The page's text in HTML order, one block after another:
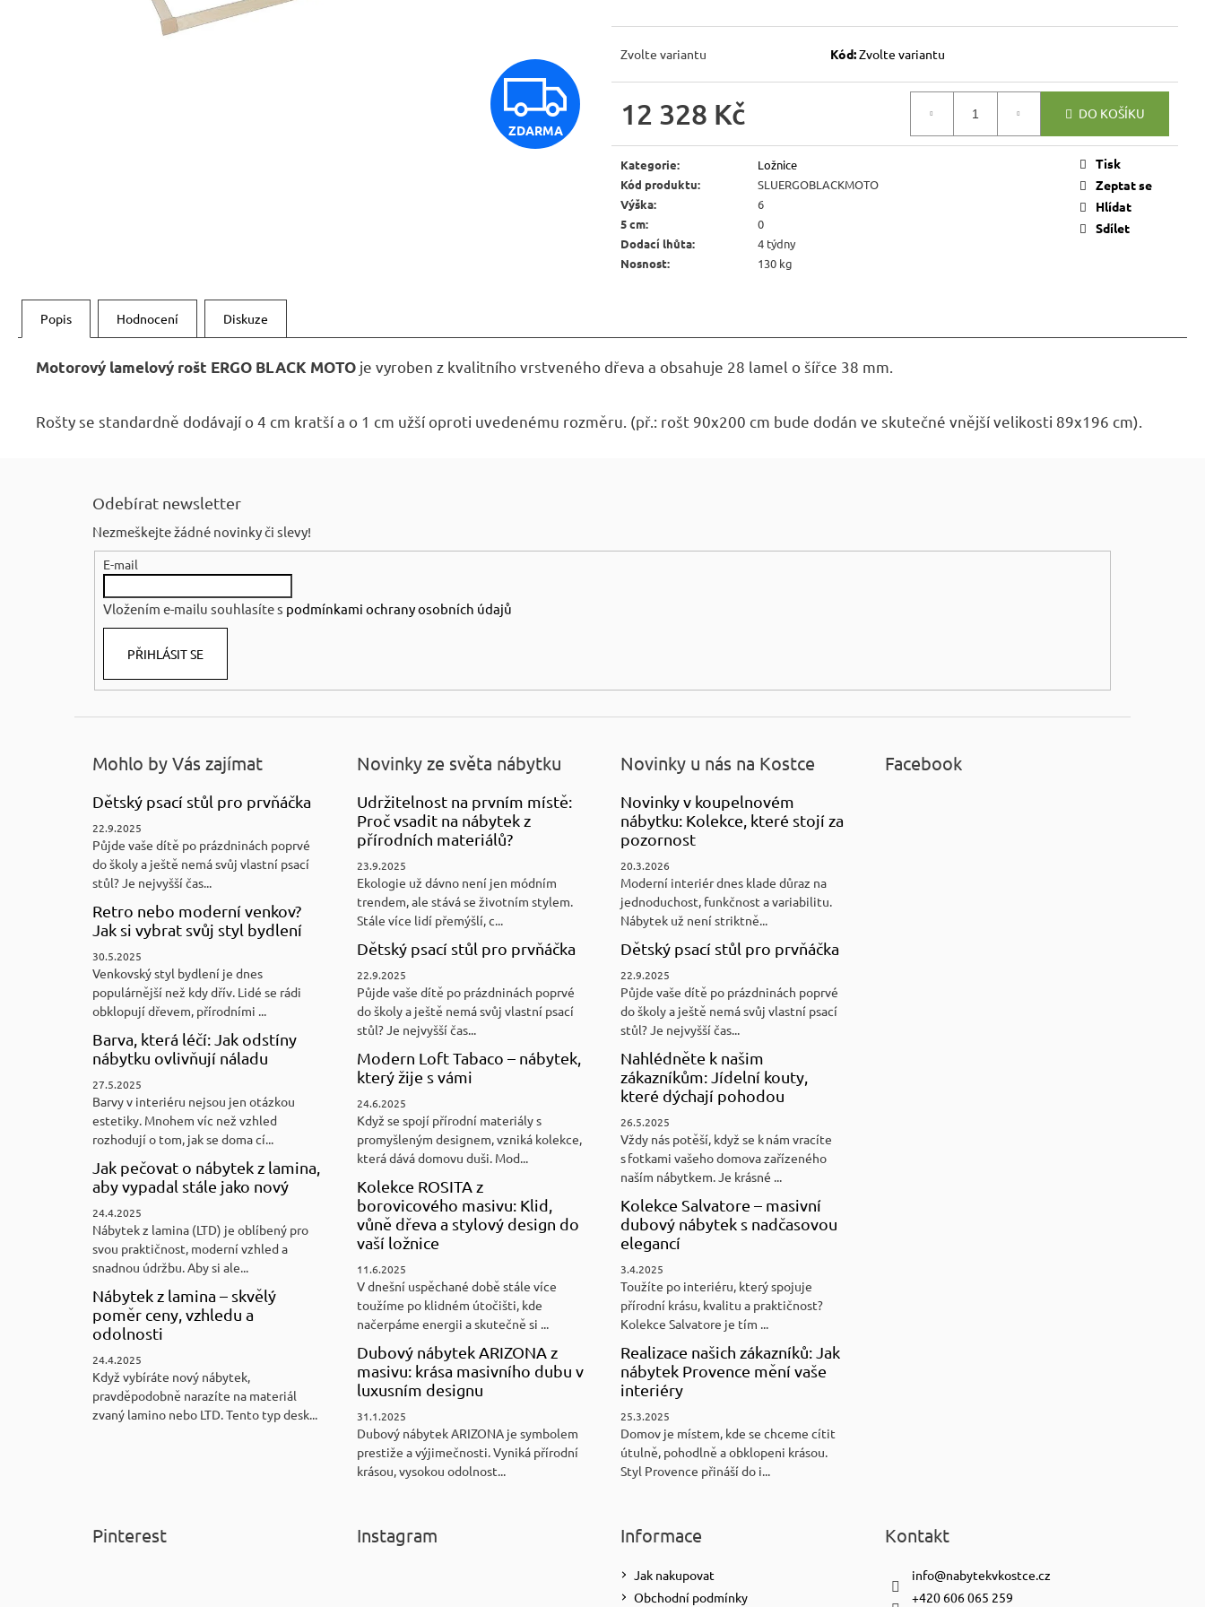
Zvolte variantu Kód:Zvolte variantu
12 328 Kč DO KOŠÍKU
Kategorie:
Ložnice
Kód produktu:
SLUERGOBLACKMOTO
Výška:
6
5 cm:
0
Dodací lhůta:
4 týdny
Nosnost: 130 kg
Tisk
Zeptat se
Hlídat
Sdílet
Z
D
M
A
ZDARMA
Popis Hodnocení Diskuze
Motorový lamelový rošt ERGO BLACK MOTO je vyroben z kvalitního vrstveného dřeva a obsahuje 28 lamel o šířce 38 mm.
Rošty se standardně dodávají o 4 cm kratší a o 1 cm užší oproti uvedenému rozměru. (př.: rošt 90x200 cm bude dodán ve skutečné vnější velikosti 89x196 cm).
RUSTIKÁLNÍ ŽIDLE SWEET HOME SIL25
BAX25 S ÚLOŽNÝM PROSTOREM
6 048 Kč
Původně:
Odebírat newsletter
Nezmeškejte žádné novinky či slevy!
E-mail
Vložením e-mailu souhlasíte s podmínkami ochrany osobních údajů
PŘIHLÁSIT SE
Mohlo by Vás zajímat
Dětský psací stůl pro prvňáčka
22.9.2025
Půjde vaše dítě po prázdninách poprvé
do školy a ještě nemá svůj vlastní psací
stůl? Je nejvyšší čas...
Retro nebo moderní venkov?
Jak si vybrat svůj styl bydlení
30.5.2025
Venkovský styl bydlení je dnes
populárnější než kdy dřív. Lidé se rádi
obklopují dřevem, přírodními ...
Barva, která léčí: Jak odstíny
nábytku ovlivňují náladu
27.5.2025
Barvy v interiéru nejsou jen otázkou
estetiky. Mnohem víc než vzhled
rozhodují o tom, jak se doma cí...
Jak pečovat o nábytek z lamina,
aby vypadal stále jako nový
24.4.2025
Nábytek z lamina (LTD) je oblíbený pro
svou praktičnost, moderní vzhled a
snadnou údržbu. Aby si ale...
Nábytek z lamina – skvělý
poměr ceny, vzhledu a
odolnosti
24.4.2025
Když vybíráte nový nábytek,
pravděpodobně narazíte na materiál
zvaný lamino nebo LTD. Tento typ desk...
Novinky ze světa nábytku
Udržitelnost na prvním místě:
Proč vsadit na nábytek z
přírodních materiálů?
23.9.2025
Ekologie už dávno není jen módním
trendem, ale stává se životním stylem.
Stále více lidí přemýšlí, c...
Dětský psací stůl pro prvňáčka
22.9.2025
Půjde vaše dítě po prázdninách poprvé
do školy a ještě nemá svůj vlastní psací
stůl? Je nejvyšší čas...
Modern Loft Tabaco – nábytek,
který žije s vámi
24.6.2025
Když se spojí přírodní materiály s
promyšleným designem, vzniká kolekce,
která dává domovu duši. Mod...
Kolekce ROSITA z
borovicového masivu: Klid,
vůně dřeva a stylový design do
vaší ložnice
11.6.2025
V dnešní uspěchané době stále více
toužíme po klidném útočišti, kde
načerpáme energii a skutečně si ...
Dubový nábytek ARIZONA z
masivu: krása masivního dubu v
luxusním designu
31.1.2025
Dubový nábytek ARIZONA je symbolem
prestiže a výjimečnosti. Vyniká přírodní
krásou, vysokou odolnost...
Novinky u nás na Kostce
Novinky v koupelnovém
nábytku: Kolekce, které stojí za
pozornost
20.3.2026
Moderní interiér dnes klade důraz na
jednoduchost, funkčnost a variabilitu.
Nábytek už není striktně...
Dětský psací stůl pro prvňáčka
22.9.2025
Půjde vaše dítě po prázdninách poprvé
do školy a ještě nemá svůj vlastní psací
stůl? Je nejvyšší čas...
Nahlédněte k našim
zákazníkům: Jídelní kouty,
které dýchají pohodou
26.5.2025
Vždy nás potěší, když se k nám vracíte
s fotkami vašeho domova zařízeného
naším nábytkem. Je krásné ...
Kolekce Salvatore – masivní
dubový nábytek s nadčasovou
elegancí
3.4.2025
Toužíte po interiéru, který spojuje
přírodní krásu, kvalitu a praktičnost?
Kolekce Salvatore je tím ...
Realizace našich zákazníků: Jak
nábytek Provence mění vaše
interiéry
25.3.2025
Domov je místem, kde se chceme cítit
útulně, pohodlně a obklopeni krásou.
Styl Provence přináší do i...
Facebook
Pinterest Instagram Informace
Jak nakupovat
Obchodní podmínky
Kontakt
info@nabytekvkostce.cz
+420 606 065 259